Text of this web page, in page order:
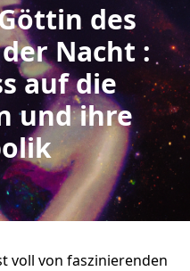
des
Nacht :
auf die
und ihre
voll von faszinierenden